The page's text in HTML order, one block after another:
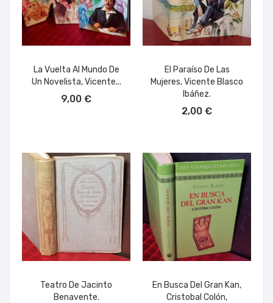
La Vuelta Al Mundo De
Un Novelista, Vicente...
9,00 €
El Paraíso De Las
Mujeres, Vicente Blasco
Ibáñez.
2,00 €
Teatro De Jacinto
Benavente.
En Busca Del Gran Kan,
Cristobal Colón,